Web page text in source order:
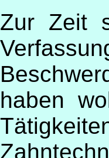
Zur Zeit
haben